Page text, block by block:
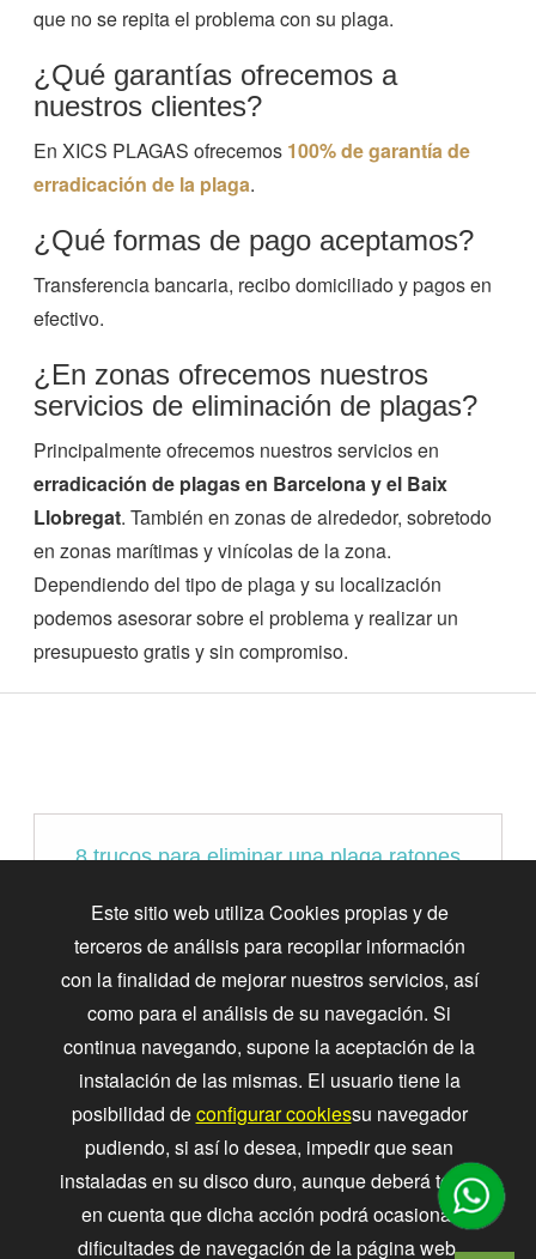
que no se repita el problema con su plaga.
¿Qué garantías ofrecemos a
nuestros clientes?
En XICS PLAGAS ofrecemos 100% de garantía de
erradicación de la plaga.
¿Qué formas de pago aceptamos?
Transferencia bancaria, recibo domiciliado y pagos en
efectivo.
¿En zonas ofrecemos nuestros
servicios de eliminación de plagas?
Principalmente ofrecemos nuestros servicios en
erradicación de plagas en Barcelona y el Baix
Llobregat. También en zonas de alrededor, sobretodo
en zonas marítimas y vinícolas de la zona.
Dependiendo del tipo de plaga y su localización
podemos asesorar sobre el problema y realizar un
presupuesto gratis y sin compromiso.
8 trucos para eliminar una plaga ratones
Conozca los mejores métodos para tratar
infestaciones de ratones en su hogar, y cómo
BasicWorld puede ayudar a mantener al ratón
fuera de la casa.
Cómo prevenir una infestación de
Este sitio web utiliza Cookies propias y de
terceros de análisis para recopilar información
con la finalidad de mejorar nuestros servicios, así
como para el análisis de su navegación. Si
continua navegando, supone la aceptación de la
instalación de las mismas. El usuario tiene la
posibilidad deconfigurar cookiessu navegador
pudiendo, si así lo desea, impedir que sean
instaladas en su disco duro, aunque deberá tener
en cuenta que dicha acción podrá ocasionar
dificultades de navegación de la página web.